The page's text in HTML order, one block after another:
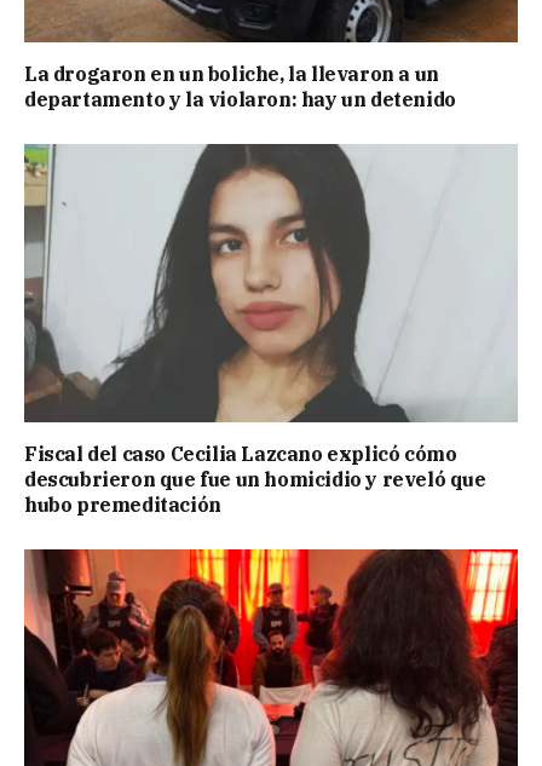
La drogaron en un boliche, la llevaron a un
departamento y la violaron: hay un detenido
Fiscal del caso Cecilia Lazcano explicó cómo
descubrieron que fue un homicidio y reveló que
hubo premeditación